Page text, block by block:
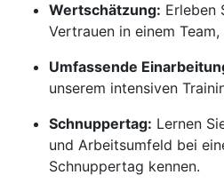
Wertschätzung: Erleben
Vertrauen in einem
Umfassende
unserem intensiven
Schnuppertag: Lernen
und Arbeitsumfeld bei
Schnuppertag kennen.